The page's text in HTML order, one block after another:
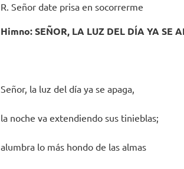
R. Señor date prisa en socorrerme
Himno: SEÑOR, LA LUZ DEL DÍA YA SE
Señor, la luz del día ya se apaga,
la noche va extendiendo sus tinieblas;
alumbra lo más hondo de las almas